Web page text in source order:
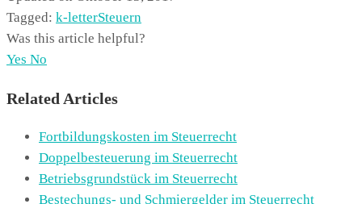
Tagged: k-letterSteuern
Was this article helpful?
Yes No
Related Articles
Fortbildungskosten im Steuerrecht
Doppelbesteuerung im Steuerrecht
Betriebsgrundstück im Steuerrecht
Bestechungs- und Schmiergelder im Steuerrecht